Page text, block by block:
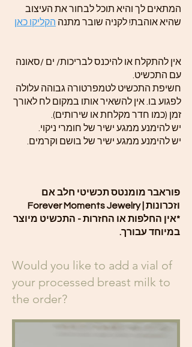
המתאים לך והיא תוכל לבחור את העיצוב
שהיא אוהבת! לקניה שובר מתנה הקליקו כאן
אין להתקלח או להיכנס לבריכות/ ים /סאונה
עם התכשיט.
חשיפת התכשיט לטמפרטורה גבוהה עלולה
לפגוע בו. אין להשאיר אותו במקום לח לאורך
זמן (כמו חדר מקלחת או שירותים).
יש להימנע ממגע ישיר של חומרי ניקוי.
יש להימנע ממגע ישיר של בושם וקרמים.
פוראבר מומנטס תכשיטי חלב אם
וזכרונות | Forever Moments Jewelry
*אין החלפות או החזרות - התכשיט מיוצר
במיוחד עבורך.
Would you like to add a vial of
your processed breast milk to
the order?